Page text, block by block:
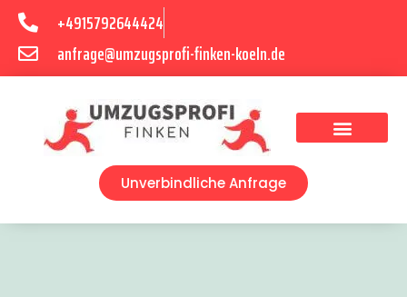
+4915792644424
anfrage@umzugsprofi-finken-koeln.de
Unverbindliche Anfrage